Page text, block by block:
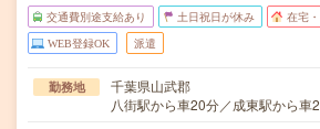
交通費別途支給あり 土日祝日が休み 在宅
WEB登録OK 派遣
勤務地
千葉県山武郡
八街駅から車20分／成東駅から車